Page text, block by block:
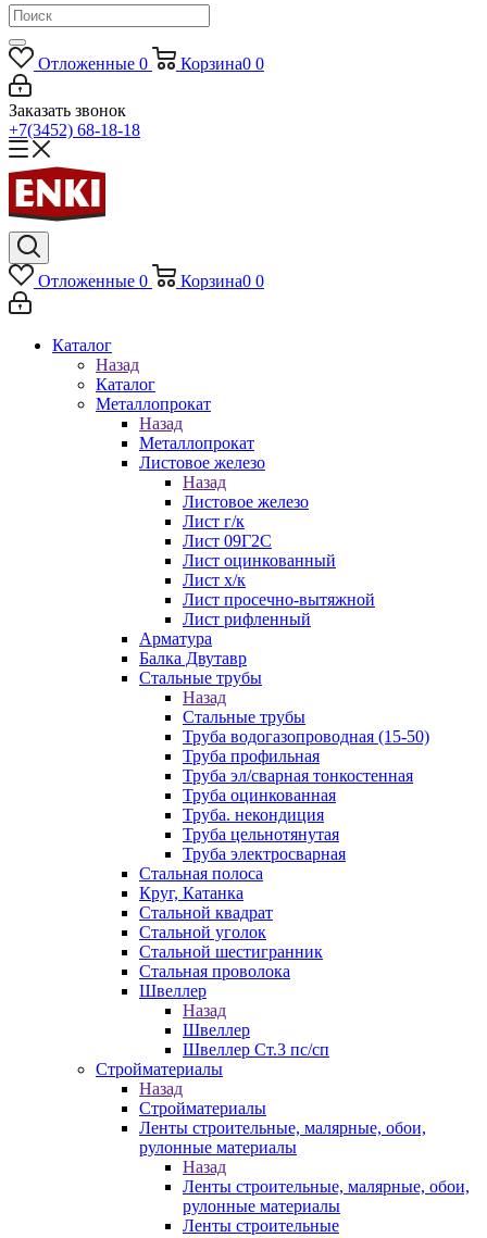
Отложенные 0 Корзина0 0
Заказать звонок
+7(3452) 68-18-18
Отложенные 0 Корзина0 0
Каталог
Назад
Каталог
Металлопрокат
Назад
Металлопрокат
Листовое железо
Назад
Листовое железо
Лист г/к
Лист 09Г2С
Лист оцинкованный
Лист х/к
Лист просечно-вытяжной
Лист рифленный
Арматура
Балка Двутавр
Стальные трубы
Назад
Стальные трубы
Труба водогазопроводная (15-50)
Труба профильная
Труба эл/сварная тонкостенная
Труба оцинкованная
Труба. некондиция
Труба цельнотянутая
Труба электросварная
Стальная полоса
Круг, Катанка
Стальной квадрат
Стальной уголок
Стальной шестигранник
Стальная проволока
Швеллер
Назад
Швеллер
Швеллер Ст.3 пс/сп
Стройматериалы
Назад
Стройматериалы
Ленты строительные, малярные, обои,
рулонные материалы
Назад
Ленты строительные, малярные, обои,
рулонные материалы
Ленты строительные